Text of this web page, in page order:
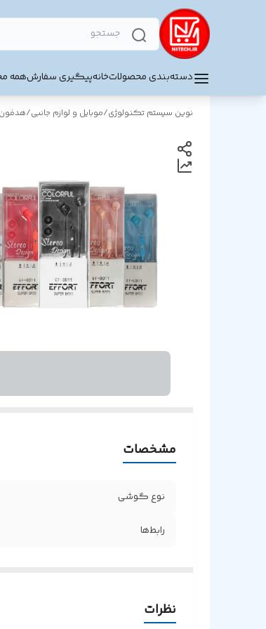
دسته‌بندی محصولاتخانهپیگیری سفارشهمه
نوین سیستم تکنولوژی/موبایل و لوازم جانبی/
مشخصات
نوع گوشی
رابط‌ها
نظرات